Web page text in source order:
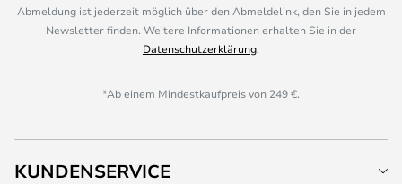
Abmeldung ist jederzeit möglich über den Abmeldelink, den Sie in jedem
Newsletter finden. Weitere Informationen erhalten Sie in der
Datenschutzerklärung.
*Ab einem Mindestkaufpreis von 249 €.
KUNDENSERVICE